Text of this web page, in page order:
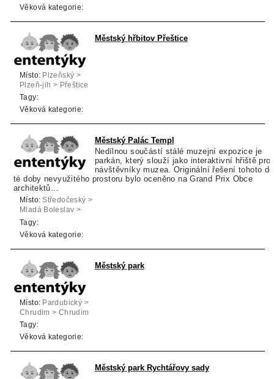
Věková kategorie:
Městský hřbitov Přeštice
Místo: Plzeňský >
Plzeň-jih > Přeštice
Tagy:
Věková kategorie:
Městský Palác Templ
Nedílnou součástí stálé muzejní expozice je
parkán, který slouží jako interaktivní hřiště pro
návštěvníky muzea. Originální řešení tohoto do
té doby nevyužitého prostoru bylo oceněno na Grand Prix Obce
architektů...
Místo: Středočeský >
Mladá Boleslav >
Mladá Boleslav
Tagy:
Věková kategorie:
Městský park
Místo: Pardubický >
Chrudim > Chrudim
Tagy:
Věková kategorie:
Městský park Rychtářovy sady